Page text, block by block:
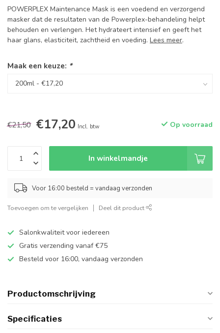
POWERPLEX Maintenance Mask is een voedend en verzorgend
masker dat de resultaten van de Powerplex-behandeling helpt
behouden en verlengen. Het hydrateert intensief en geeft het
haar glans, elasticiteit, zachtheid en voeding. Lees meer.
Maak een keuze: *
€21,50 €17,20 Incl. btw Op voorraad
In winkelmandje
Voor 16:00 besteld = vandaag verzonden
Toevoegen om te vergelijken Deel dit product
Salonkwaliteit voor iedereen
Gratis verzending vanaf €75
Besteld voor 16:00, vandaag verzonden
Productomschrijving
Specificaties